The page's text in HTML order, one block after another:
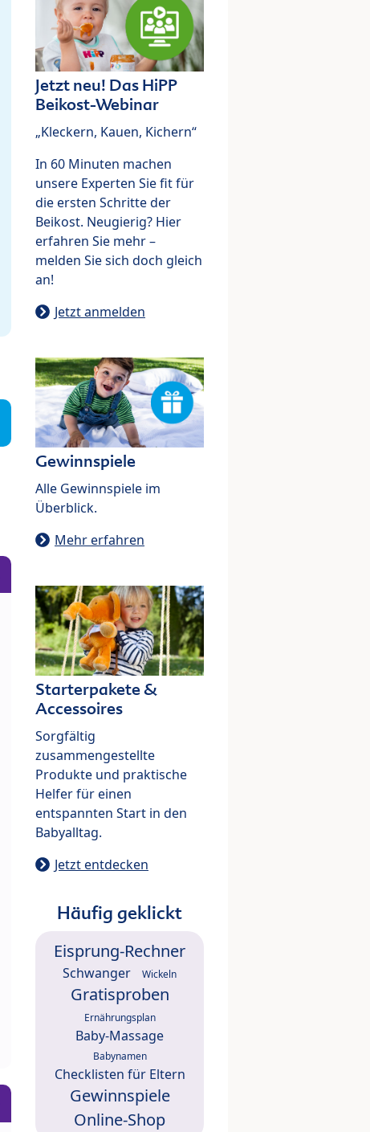
Jetzt neu! Das HiPP
Beikost-Webinar
„Kleckern, Kauen, Kichern“
In 60 Minuten machen
unsere Experten Sie fit für
die ersten Schritte der
Beikost. Neugierig? Hier
erfahren Sie mehr –
melden Sie sich doch gleich
an!
Jetzt anmelden
Gewinnspiele
Alle Gewinnspiele im
Überblick.
Mehr erfahren
Starterpakete &
Accessoires
Sorgfältig
zusammengestellte
Produkte und praktische
Helfer für einen
entspannten Start in den
Babyalltag.
Jetzt entdecken
Häufig geklickt
Eisprung-Rechner
Schwanger Wickeln
Gratisproben
Ernährungsplan
Baby-Massage
Babynamen
Checklisten für Eltern
Gewinnspiele
Online-Shop